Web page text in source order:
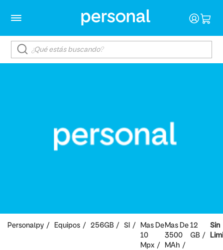
Personalpy Equipos 256GB SI
Mas De
10
Mpx
Mas De
3500
MAh
12
GB
Sin